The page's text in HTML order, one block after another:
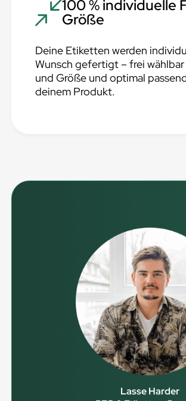
100 % individuelle
Größe
Deine Etiketten werden
Wunsch gefertigt – frei wählbar
und Größe und optimal
deinem Produkt.
Lasse Harder